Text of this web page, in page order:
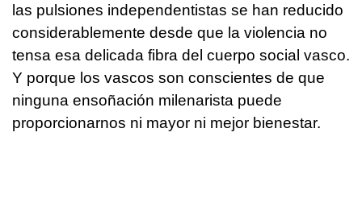
las pulsiones independentistas se han reducido
considerablemente desde que la violencia no
tensa esa delicada fibra del cuerpo social vasco.
Y porque los vascos son conscientes de que
ninguna ensoñación milenarista puede
proporcionarnos ni mayor ni mejor bienestar.